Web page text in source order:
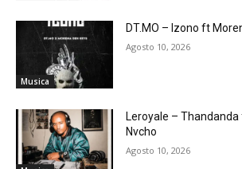
Musica
DT.MO – Izono ft
Agosto 10, 2026
Leroyale –
Nvcho
Agosto 10, 2026